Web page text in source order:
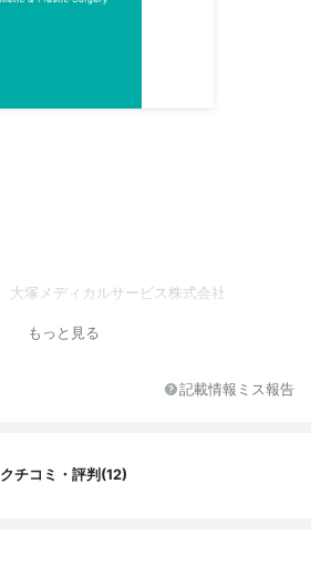
大塚メディカルサービス株式会社
もっと見る
記載情報ミス報告
クチコミ・評判(12)